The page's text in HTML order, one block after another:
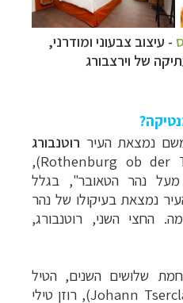
- עיצוב צבעוני ומודרני,
של וירצבורג
רוטנבורג
Rothenburg ob der
),
מעל נהר הטאובר", בגלל
נמצאת בעיקולו של נהר
החצי השני, רוטנבורג,
מלחמת שלושים השנים, הטיל